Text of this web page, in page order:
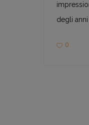
degli anni
0